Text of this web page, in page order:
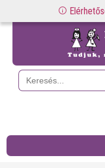
Search
for: